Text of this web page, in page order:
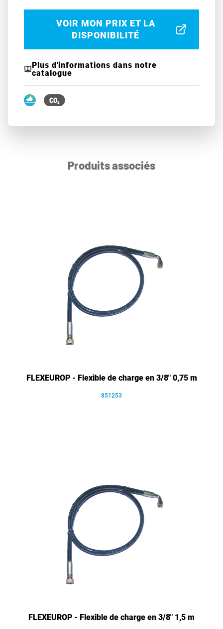
VOIR MON PRIX ET LA
DISPONIBILITÉ
Plus d'informations dans notre
catalogue
Produits associés
FLEXEUROP - Flexible de charge en 3/8" 0,75 m
851253
FLEXEUROP - Flexible de charge en 3/8" 1,5 m